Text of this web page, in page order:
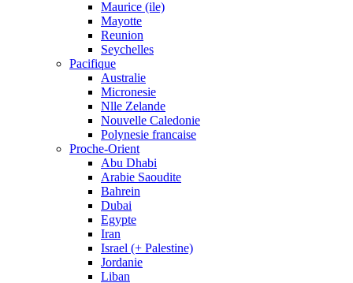
Maurice (ile)
Mayotte
Reunion
Seychelles
Pacifique
Australie
Micronesie
Nlle Zelande
Nouvelle Caledonie
Polynesie francaise
Proche-Orient
Abu Dhabi
Arabie Saoudite
Bahrein
Dubai
Egypte
Iran
Israel (+ Palestine)
Jordanie
Liban